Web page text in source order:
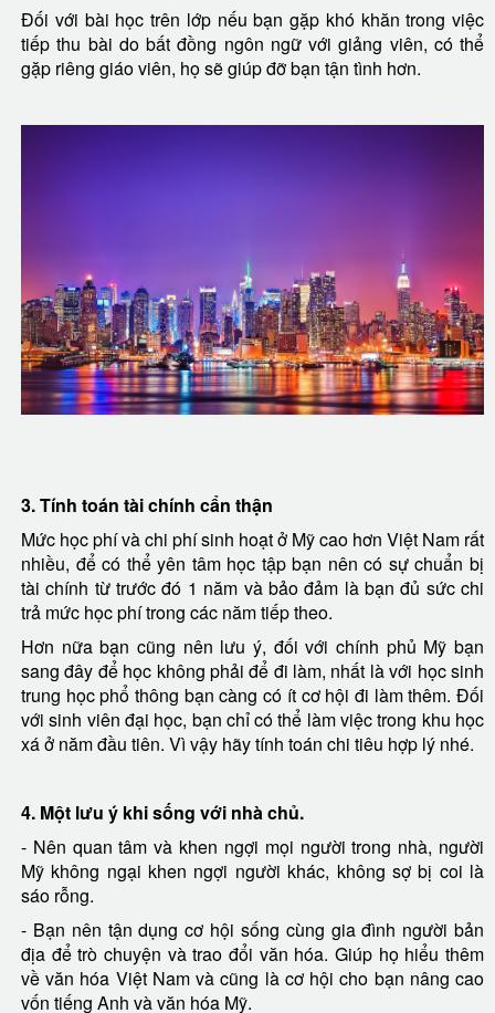
Đối với bài học trên lớp nếu bạn gặp khó khăn trong việc
tiếp thu bài do bất đồng ngôn ngữ với giảng viên, có thể
gặp riêng giáo viên, họ sẽ giúp đỡ bạn tận tình hơn.
3. Tính toán tài chính cẩn thận
Mức học phí và chi phí sinh hoạt ở Mỹ cao hơn Việt Nam rất
nhiều, để có thể yên tâm học tập bạn nên có sự chuẩn bị
tài chính từ trước đó 1 năm và bảo đảm là bạn đủ sức chi
trả mức học phí trong các năm tiếp theo.
Hơn nữa bạn cũng nên lưu ý, đối với chính phủ Mỹ bạn
sang đây để học không phải để đi làm, nhất là với học sinh
trung học phổ thông bạn càng có ít cơ hội đi làm thêm. Đối
với sinh viên đại học, bạn chỉ có thể làm việc trong khu học
xá ở năm đầu tiên. Vì vậy hãy tính toán chi tiêu hợp lý nhé.
4. Một lưu ý khi sống với nhà chủ.
- Nên quan tâm và khen ngợi mọi người trong nhà, người
Mỹ không ngại khen ngợi người khác, không sợ bị coi là
sáo rỗng.
- Bạn nên tận dụng cơ hội sống cùng gia đình người bản
địa để trò chuyện và trao đổi văn hóa. Giúp họ hiểu thêm
về văn hóa Việt Nam và cũng là cơ hội cho bạn nâng cao
vốn tiếng Anh và văn hóa Mỹ.